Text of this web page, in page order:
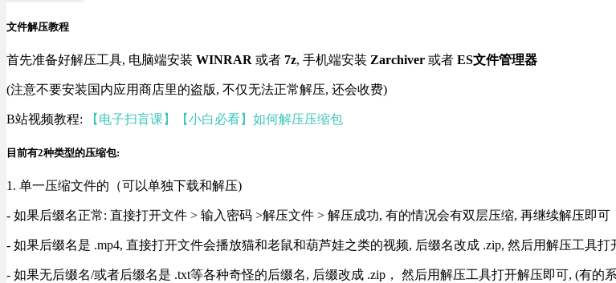
文件解压教程
首先准备好解压工具, 电脑端安装 WINRAR 或者 7z, 手机端安装 Zarchiver 或者 ES文件管理器
(注意不要安装国内应用商店里的盗版, 不仅无法正常解压, 还会收费)
B站视频教程: 【电子扫盲课】【小白必看】如何解压压缩包
目前有2种类型的压缩包:
1. 单一压缩文件的（可以单独下载和解压)
- 如果后缀名正常: 直接打开文件 > 输入密码 >解压文件 > 解压成功, 有的情况会有双层压缩, 再继续解压即可
- 如果后缀名是 .mp4, 直接打开文件会播放猫和老鼠和葫芦娃之类的视频, 后缀名改成 .zip, 然后用解压工具打
- 如果无后缀名/或者后缀名是 .txt等各种奇怪的后缀名, 后缀改成 .zip， 然后用解压工具打开解压即可, (有